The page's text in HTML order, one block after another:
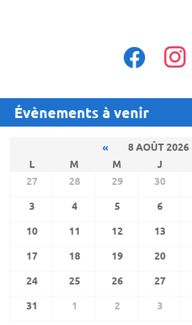
facebook instagram
Évènements à venir
« 8 AOÛT 2026
L
M M J
27
28 29 30
3
4 5 6
10
11 12 13
17
18 19 20
24
25 26 27
31
1 2 3